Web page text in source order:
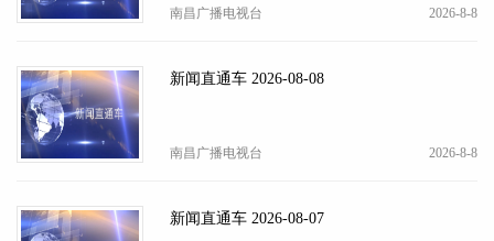
南昌广播电视台 2026-8-8
新闻直通车 2026-08-08
南昌广播电视台 2026-8-8
新闻直通车 2026-08-07